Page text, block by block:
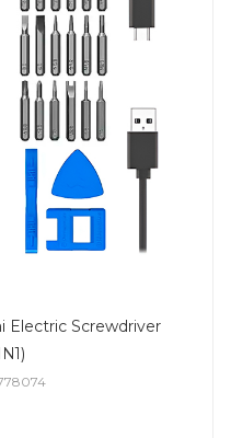
Electric Screwdriver